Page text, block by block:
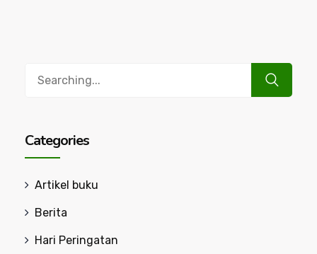
Categories
Artikel buku
Berita
Hari Peringatan